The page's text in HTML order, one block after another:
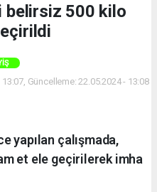
belirsiz 500 kilo
Güncelleme: 22.05.2024 - 13:08
yapılan çalışmada,
et ele geçirilerek imha